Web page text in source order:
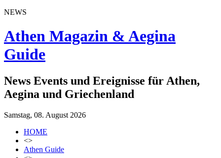
NEWS
Athen Magazin & Aegina
Guide
News Events und Ereignisse für Athen,
Aegina und Griechenland
Samstag, 08. August 2026
HOME
<>
Athen Guide